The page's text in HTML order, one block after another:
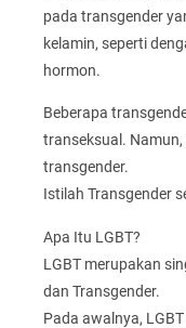
pada transgender
kelamin, seperti
hormon.
Beberapa
transeksual. Namun,
transgender.
Istilah Transgender
Apa Itu LGBT?
LGBT merupakan
dan Transgender.
Pada awalnya,